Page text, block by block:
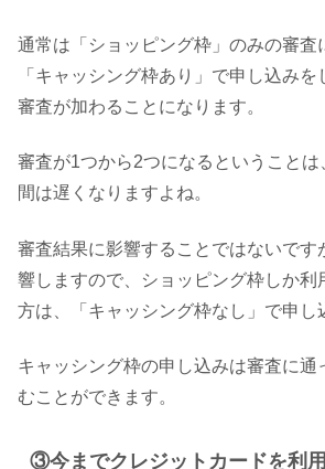
通常は「ショッピング枠」のみの審査
「キャッシング枠あり」で申し込み
審査が加わることになります。
審査が1つから2つになるということ
間は遅くなりますよね。
審査結果に影響することではないです
響しますので、ショッピング枠しか利
方は、「キャッシング枠なし」で申し
キャッシング枠の申し込みは審査に通
むことができます。
③今までクレジットカードを利